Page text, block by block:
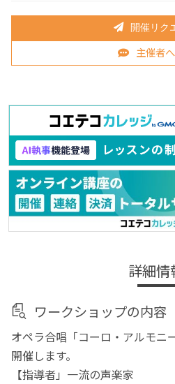
開催リク
主催者
詳細情
ワークショップの内容
オペラ合唱「コーロ・アルモニ
開催します。
【指導者」一流の声楽家